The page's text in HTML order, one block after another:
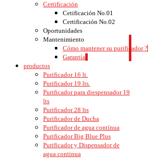
Certificación
Cetificación No.01
Certificación No.02
Oportunidades
Mantenimiento
Cómo mantener su purificador ?
Garantía
productos
Purificador 16 lt.
Purificador 19 lts.
Purificador para diespensador 19
lts
Purificador 28 lts
Purificador de Ducha
Purificador de agua contínua
Purificador Big Blue Plus
Purificador y Dispensador de
agua continua